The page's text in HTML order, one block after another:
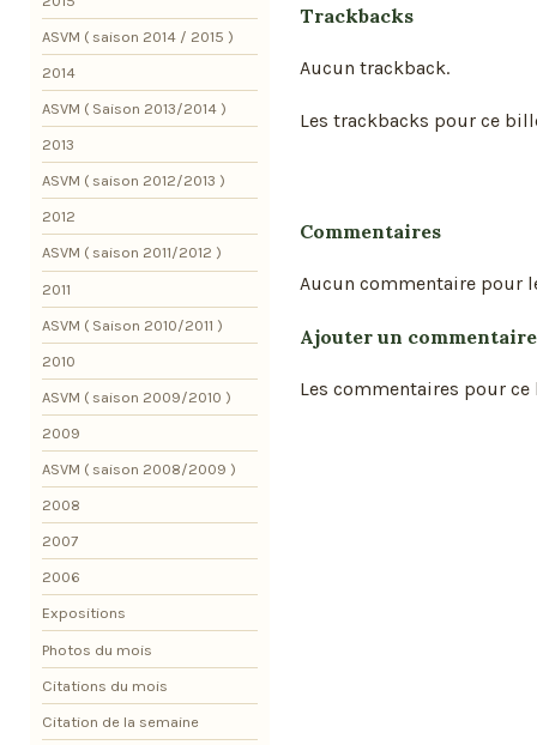
Trackbacks
Aucun trackback.
Les trackbacks pour ce
Commentaires
Aucun commentaire pour
Ajouter un commentaire
Les commentaires pour
ASVM ( saison 2014 / 2015 )
2014
ASVM ( Saison 2013/2014 )
2013
ASVM ( saison 2012/2013 )
2012
ASVM ( saison 2011/2012 )
2011
ASVM ( Saison 2010/2011 )
2010
ASVM ( saison 2009/2010 )
2009
ASVM ( saison 2008/2009 )
2008
2007
2006
Expositions
Photos du mois
Citations du mois
Citation de la semaine